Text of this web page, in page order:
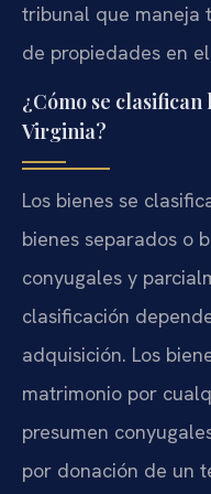
tribunal que maneja
de propiedades en
¿Cómo se
Virginia?
Los bienes se
bienes separados o
conyugales y
clasificación
adquisición. Los
matrimonio por
presumen
por donación de un